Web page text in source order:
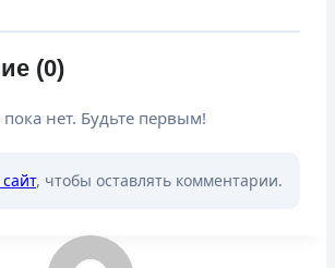
(0)
нет. Будьте первым!
, чтобы оставлять комментарии.